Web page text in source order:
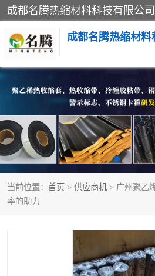
成都名腾热缩材料
当前位置： 首页 > 供应商机 > 广州聚乙
率的助力
热收缩套（闭口套）
热收缩缠绕带
冷缠胶粘带
燃气管网钢塑转换过渡接